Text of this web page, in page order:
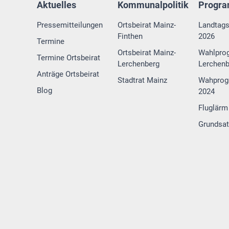
Aktuelles
Pressemitteilungen
Termine
Termine Ortsbeirat
Anträge Ortsbeirat
Blog
Kommunalpolitik
Ortsbeirat Mainz-
Finthen
Ortsbeirat Mainz-
Lerchenberg
Stadtrat Mainz
2026
2024
Fluglärm